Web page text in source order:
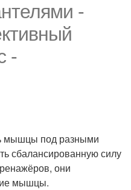
-
-
мышцы под разными
сбалансированную силу
они
мышцы.